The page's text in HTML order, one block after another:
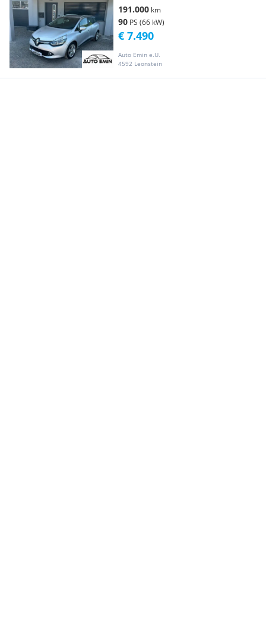
191.000 km
90 PS (66 kW)
Auto Emin e.U.
4592 Leonstein
€ 7.490